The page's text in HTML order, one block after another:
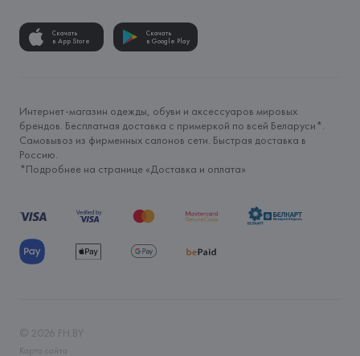
Скачать
в App Store
Скачать
в Google Play
Интернет-магазин одежды, обуви и аксессуаров мировых
брендов. Бесплатная доставка с примеркой по всей Беларуси*.
Самовывоз из фирменных салонов сети. Быстрая доставка в
Россию.
*Подробнее на странице «Доставка и оплата»
© 2026 FH.BY
Карта сайта